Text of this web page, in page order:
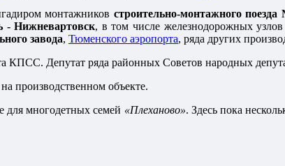
монтажников строительно-монтажного
- Нижневартовск, в том числе железнодорожных
завода, Тюменского аэропорта, ряда других
Депутат ряда районных Советов народных
производственном объекте.
для многодетных семей «Плеханово». Здесь пока